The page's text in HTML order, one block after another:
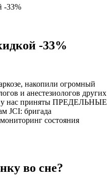
-33%
-33%
накопили огромный
и анестезиологов других
у нас приняты ПРЕДЕЛЬНЫЕ
JCI: бригада
состояния
во сне?